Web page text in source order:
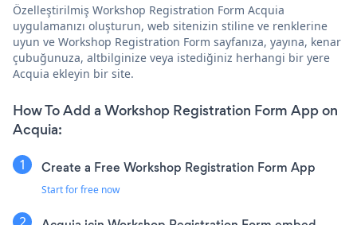
Özelleştirilmiş Workshop Registration Form Acquia
uygulamanızı oluşturun, web sitenizin stiline ve renklerine
uyun ve Workshop Registration Form sayfanıza, yayına, kenar
çubuğunuza, altbilginize veya istediğiniz herhangi bir yere
Acquia ekleyin bir site.
How To Add a Workshop Registration Form App on
Acquia:
Create a Free Workshop Registration Form App
Start for free now